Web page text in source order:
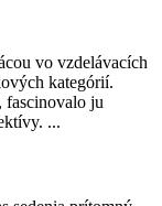
vo vzdelávacích
kategórií.
fascinovalo ju
...